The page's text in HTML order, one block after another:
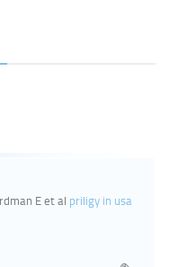
E et al priligy in usa